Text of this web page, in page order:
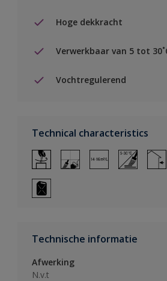
Hoge dekkracht
Verwerkbaar van 5 tot
Vochtregulerend
Technical characteristics
Technische informatie
Afwerking
N.v.t